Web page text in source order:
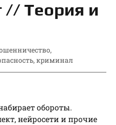
// Теория и
,
, криминал
обороты.
нейросети и прочие